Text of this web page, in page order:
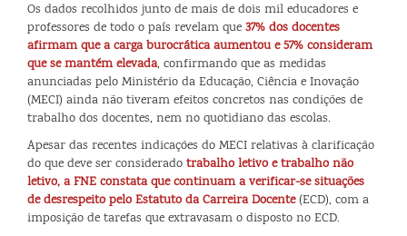
Os dados recolhidos junto de mais de dois mil educadores e
professores de todo o país revelam que 37% dos docentes
afirmam que a carga burocrática aumentou e 57% consideram
que se mantém elevada, confirmando que as medidas
anunciadas pelo Ministério da Educação, Ciência e Inovação
(MECI) ainda não tiveram efeitos concretos nas condições de
trabalho dos docentes, nem no quotidiano das escolas.
Apesar das recentes indicações do MECI relativas à clarificação
do que deve ser considerado trabalho letivo e trabalho não
letivo, a FNE constata que continuam a verificar-se situações
de desrespeito pelo Estatuto da Carreira Docente(ECD), com a
imposição de tarefas que extravasam o disposto no ECD.